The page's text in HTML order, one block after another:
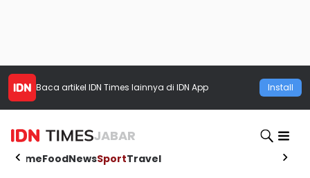
Baca artikel IDN Times lainnya di IDN App Install
JABAR
HomeFoodNewsSportTravel